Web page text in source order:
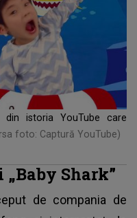
din istoria YouTube care
foto: Captură YouTube)
Shark”
de compania de